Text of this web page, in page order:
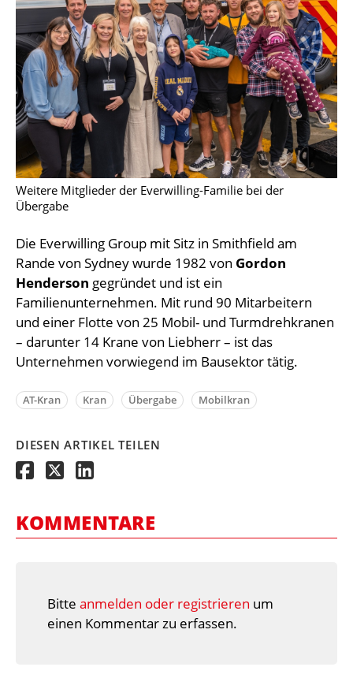
Weitere Mitglieder der Everwilling-Familie bei der
Übergabe
Die Everwilling Group mit Sitz in Smithfield am
Rande von Sydney wurde 1982 von Gordon
Henderson gegründet und ist ein
Familienunternehmen. Mit rund 90 Mitarbeitern
und einer Flotte von 25 Mobil- und Turmdrehkranen
– darunter 14 Krane von Liebherr – ist das
Unternehmen vorwiegend im Bausektor tätig.
AT-Kran Kran Übergabe Mobilkran
DIESEN ARTIKEL TEILEN
KOMMENTARE
Bitte anmelden oder registrieren um
einen Kommentar zu erfassen.